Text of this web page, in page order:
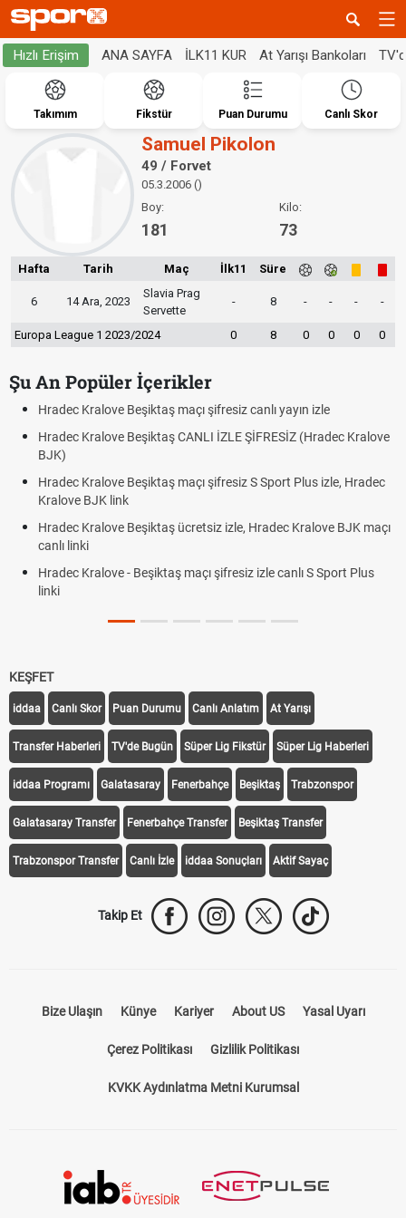
Hızlı Erişim ANA SAYFA İLK11 KUR At Yarışı Bankoları
Takımım Fikstür Puan Durumu Canlı Skor
Samuel Pikolon
49 / Forvet
05.3.2006 ()
Boy:
181
Kilo:
73
Hafta Tarih Maç İlk11 Süre
6 14 Ara, 2023
Slavia Prag
Servette
- 8 - - - -
Europa League 1 2023/2024 0 8 0 0 0 0
Şu An Popüler İçerikler
Hradec Kralove Beşiktaş maçı şifresiz canlı yayın izle
Hradec Kralove Beşiktaş CANLI İZLE ŞİFRESİZ (Hradec Kralove
BJK)
Hradec Kralove Beşiktaş maçı şifresiz S Sport Plus izle, Hradec
Kralove BJK link
Hradec Kralove Beşiktaş ücretsiz izle, Hradec Kralove BJK maçı
canlı linki
Hradec Kralove - Beşiktaş maçı şifresiz izle canlı S Sport Plus
linki
KEŞFET
iddaa Canlı Skor Puan Durumu Canlı Anlatım At Yarışı
Transfer Haberleri TV'de Bugün Süper Lig Fikstür Süper Lig Haberleri
iddaa Programı Galatasaray Fenerbahçe Beşiktaş Trabzonspor
Galatasaray Transfer Fenerbahçe Transfer Beşiktaş Transfer
Trabzonspor Transfer Canlı İzle iddaa Sonuçları Aktif Sayaç
Takip Et
Bize Ulaşın Künye Kariyer About US Yasal Uyarı
Çerez Politikası Gizlilik Politikası
KVKK Aydınlatma Metni Kurumsal